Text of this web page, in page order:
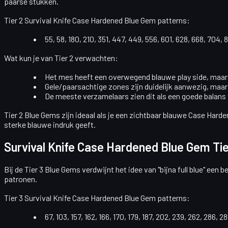
Tier 2 Survival Knife Case Hardened Blue Gem patterns:
55, 58, 180, 210, 351, 447, 449, 556, 601, 628, 668, 704,
Wat kun je van Tier 2 verwachten:
Het mes heeft een overwegend blauwe play side,
Gele/paarsachtige zones zijn duidelijk aanwezig,
De meeste verzamelaars zien dit als een goede
Tier 2 Blue Gems zijn ideaal als je een zichtbaar blauwe Case
sterke blauwe indruk geeft.
Survival Knife Case Hardened Blue Gem
Bij deTier 3 Blue Gems verdwijnt het idee van "bijna full blue" een
patronen.
Tier 3 Survival Knife Case Hardened Blue Gem patterns:
67, 103, 157, 162, 166, 170, 179, 187, 202, 239, 262,